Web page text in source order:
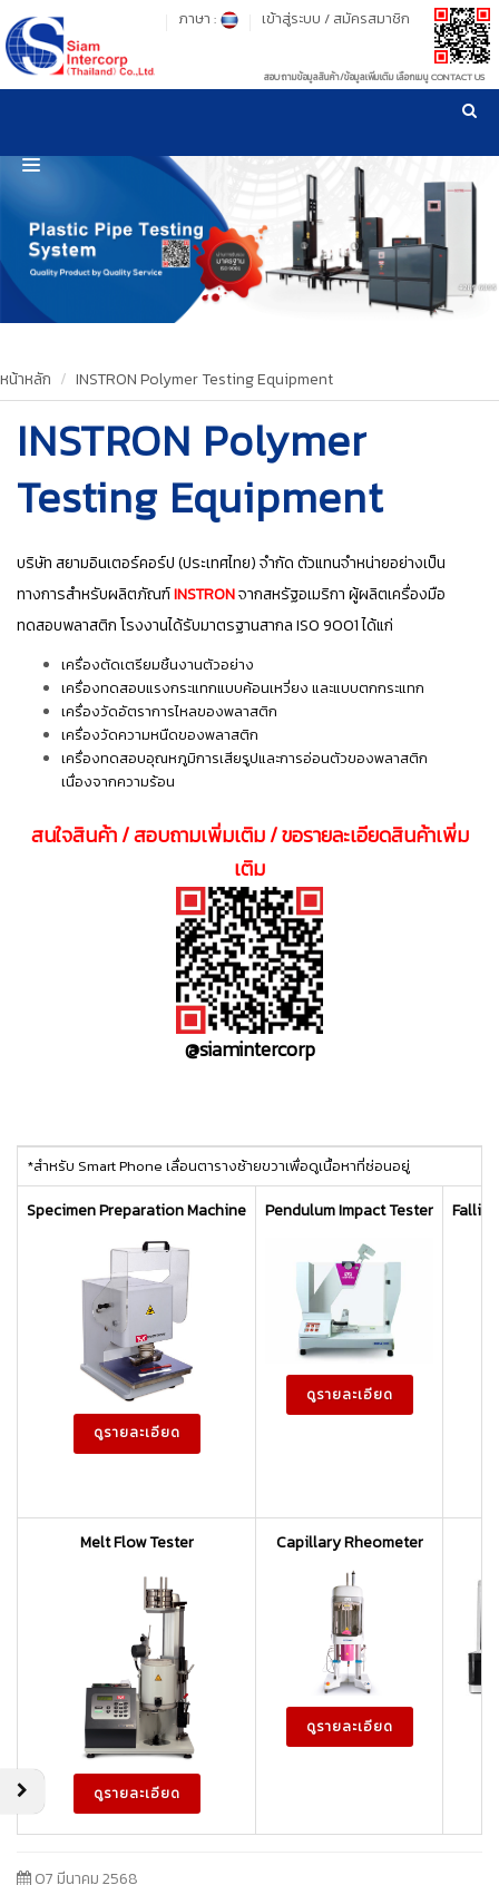
รู้ลึก รู้จริง เรื่องเครื่องมือทดสอบวัสดุ ! ยืน 1 เรื่องมาตรฐานการให้บริการ
เข้าสู่ระบบ / สมัครสมาชิก
ภาษา :
สอบถามข้อมูลสินค้า/ข้อมูลเพิ่มเติม เลือกเมนู CONTACT US
HOME
PRODUCT
OUR CLIENTS
OUR WORKS
CALIBRATION
หน้าหลัก INSTRON Polymer Testing Equipment
INSTRON Polymer
Testing Equipment
บริษัท สยามอินเตอร์คอร์ป (ประเทศไทย) จำกัด ตัวแทนจำหน่ายอย่างเป็น
ทางการสำหรับผลิตภัณฑ์INSTRONจากสหรัฐอเมริกา ผู้ผลิตเครื่องมือ
ทดสอบพลาสติก โรงงานได้รับมาตรฐานสากล ISO 9001 ได้แก่
เครื่องตัดเตรียมชิ้นงานตัวอย่าง
เครื่องทดสอบแรงกระแทกแบบค้อนเหวี่ยง และแบบตกกระแทก
เครื่องวัดอัตราการไหลของพลาสติก
เครื่องวัดความหนืดของพลาสติก
เครื่องทดสอบอุณหภูมิการเสียรูปและการอ่อนตัวของพลาสติก
เนื่องจากความร้อน
สนใจสินค้า / สอบถามเพิ่มเติม / ขอรายละเอียดสินค้าเพิ่ม
เติม
@siamintercorp
*สำหรับ Smart Phone เลื่อนตารางซ้ายขวาเพื่อดูเนื้อหาที่ซ่อนอยู่
Specimen Preparation Machine
ดูรายละเอียด
Pendulum Impact Tester
ดูรายละเอียด
Melt Flow Tester
ดูรายละเอียด
Capillary Rheometer
ดูรายละเอียด
07 มีนาคม 2568